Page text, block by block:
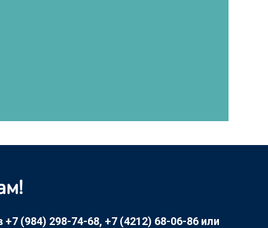
(984) 298-74-68, +7 (4212) 68-06-86 или